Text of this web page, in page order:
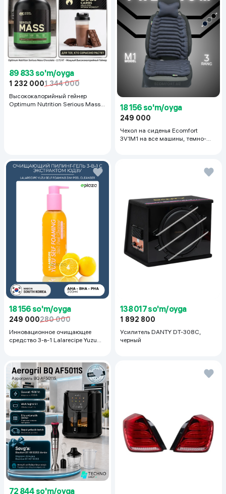
89 833 so'm/oyga
1 232 0001 344 000
Высококалорийный гейнер
Optimum Nutrition Serious Mass,
18 156 so'm/oyga
249 000
Чехол на сиденья Ecomfort
3V1M1 на все машины, темно-
18 156 so'm/oyga
249 000280 000
Инновационное очищающее
средство 3-в-1 Lalarecipe Yuzu
138 017 so'm/oyga
1 892 800
Усилитель DANTY DT-308C,
черный
72 844 so'm/oyga